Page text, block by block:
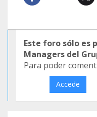
Este foro sólo es
Managers del
Para poder
Accede